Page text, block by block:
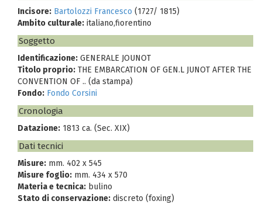
Incisore: Bartolozzi Francesco (1727/ 1815)
Ambito culturale: italiano,fiorentino
Soggetto
Identificazione: GENERALE JOUNOT
Titolo proprio: THE EMBARCATION OF GEN.L JUNOT AFTER THE
CONVENTION OF .. (da stampa)
Fondo: Fondo Corsini
Cronologia
Datazione: 1813 ca. (Sec. XIX)
Dati tecnici
Misure: mm. 402 x 545
Misure foglio: mm. 434 x 570
Materia e tecnica: bulino
Stato di conservazione: discreto (foxing)